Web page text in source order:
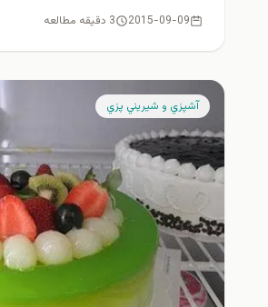
2015-09-09 3 دقیقه مطالعه
آشپزي و شيريني پزي